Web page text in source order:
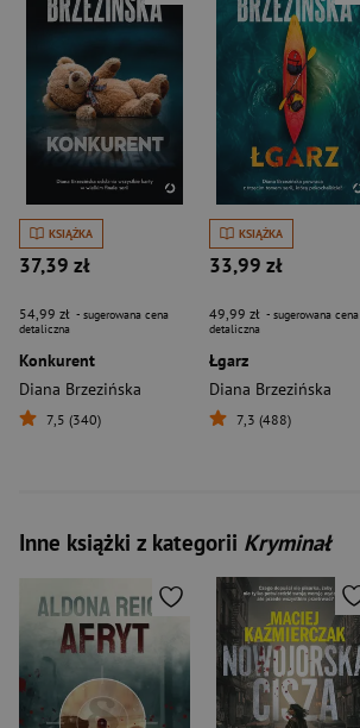
KSIĄŻKA
37,39 zł
54,99 zł - sugerowana cena
detaliczna
Konkurent
Diana Brzezińska
7,5 (340)
KSIĄŻKA
33,99 zł
49,99 zł - sugerowana cena
detaliczna
Łgarz
Diana Brzezińska
7,3 (488)
Inne książki z kategorii Kryminał